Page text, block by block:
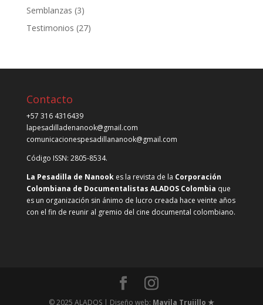
Semblanzas (3)
Testimonios (27)
Contacto
+57 316 4316439
lapesadilladenanook@gmail.com
comunicacionespesadillananook@gmail.com
Código ISSN: 2805-8534.
La Pesadilla de Nanookes la revista de la Corporación
Colombiana de Documentalistas ALADOS Colombia que
es un organización sin ánimo de lucro creada hace veinte años
con el fin de reunir al gremio del cine documental colombiano.
© 2025 ALADOS | Diseño web: Mavila Trujillo ★